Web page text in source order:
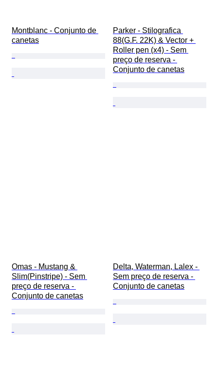
Montblanc - Conjunto de
canetas
Parker - Stilografica
88(G.F. 22K) & Vector +
Roller pen (x4) - Sem
preço de reserva -
Conjunto de canetas
Omas - Mustang &
Slim(Pinstripe) - Sem
preço de reserva -
Conjunto de canetas
Delta, Waterman, Lalex -
Sem preço de reserva -
Conjunto de canetas